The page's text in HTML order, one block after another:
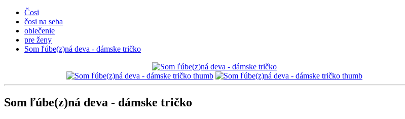
Čosi
čosi na seba
oblečenie
pre ženy
Som ľúbe(z)ná deva - dámske tričko
Som ľúbe(z)ná deva - dámske tričko